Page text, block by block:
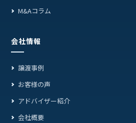
M&Aコラム
会社情報
譲渡事例
お客様の声
アドバイザー紹介
会社概要